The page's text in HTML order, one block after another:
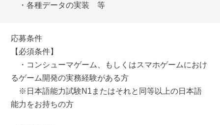
・各種データの実装 等
応募条件
【必須条件】
・コンシューマゲーム、もしくはスマホゲームにおけ
るゲーム開発の実務経験がある方
※日本語能力試験N1またはそれと同等以上の日本語
能力をお持ちの方